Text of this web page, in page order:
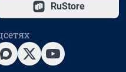
RuStore